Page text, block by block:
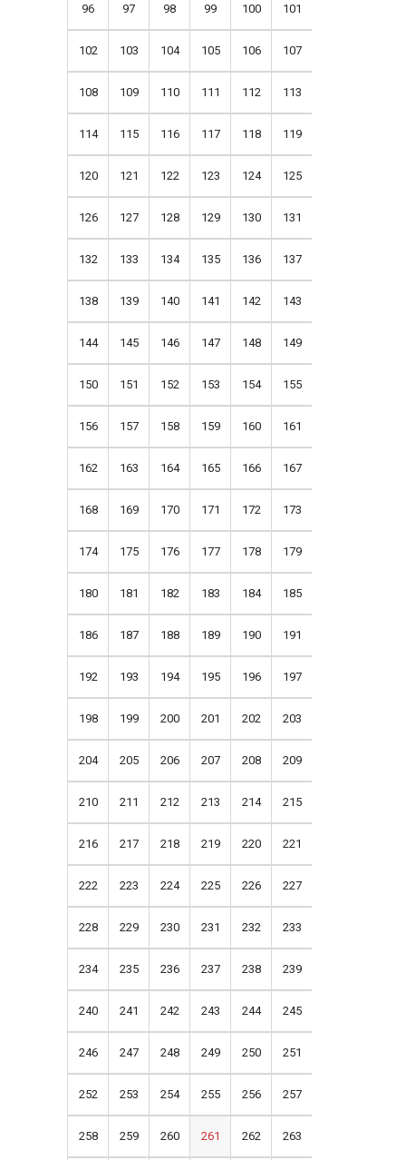
96 97 98 99 100 101
102 103 104 105 106 107
108 109 110 111 112 113
114 115 116 117 118 119
120 121 122 123 124 125
126 127 128 129 130 131
132 133 134 135 136 137
138 139 140 141 142 143
144 145 146 147 148 149
150 151 152 153 154 155
156 157 158 159 160 161
162 163 164 165 166 167
168 169 170 171 172 173
174 175 176 177 178 179
180 181 182 183 184 185
186 187 188 189 190 191
192 193 194 195 196 197
198 199 200 201 202 203
204 205 206 207 208 209
210 211 212 213 214 215
216 217 218 219 220 221
222 223 224 225 226 227
228 229 230 231 232 233
234 235 236 237 238 239
240 241 242 243 244 245
246 247 248 249 250 251
252 253 254 255 256 257
258 259 260 261 262 263